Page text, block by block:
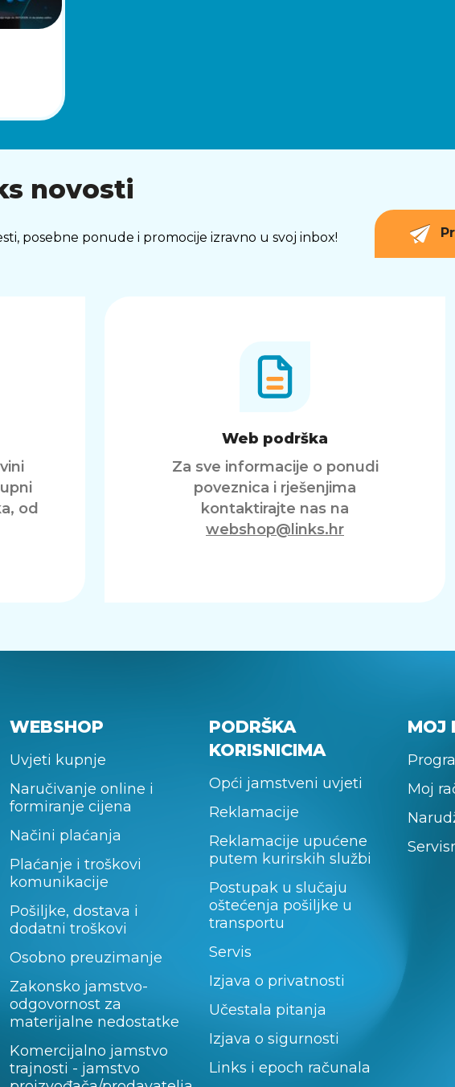
novosti
posebne ponude i promocije izravno u svoj inbox!
od
Web podrška
Za sve informacije o ponudi
poveznica i rješenjima
kontaktirajte nas na
webshop@links.hr
WEBSHOP
Uvjeti kupnje
Naručivanje online i
formiranje cijena
Načini plaćanja
Plaćanje i troškovi
komunikacije
Pošiljke, dostava i
dodatni troškovi
Osobno preuzimanje
Zakonsko jamstvo-
odgovornost za
materijalne nedostatke
Komercijalno jamstvo
trajnosti - jamstvo
PODRŠKA
KORISNICIMA
Opći jamstveni uvjeti
Reklamacije
Reklamacije upućene
putem kurirskih službi
Postupak u slučaju
oštećenja pošiljke u
transportu
Servis
Izjava o privatnosti
Učestala pitanja
Izjava o sigurnosti
Links i epoch računala
MOJ
Moj